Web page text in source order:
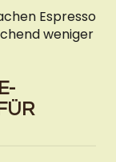
Espresso
weniger